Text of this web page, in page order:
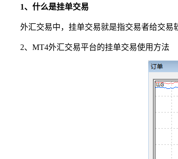
1、什么是挂单交易
外汇交易中，挂单交易就是指交易者给交易
2、MT4外汇交易平台的挂单交易使用方法